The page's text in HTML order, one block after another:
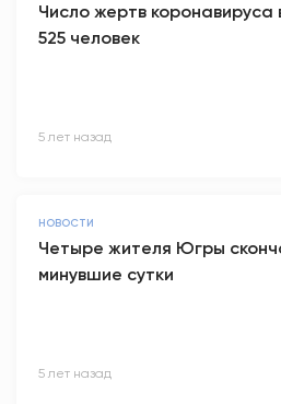
Число жертв
525 человек
5 лет назад
НОВОСТИ
Четыре жителя Югры
минувшие сутки
5 лет назад